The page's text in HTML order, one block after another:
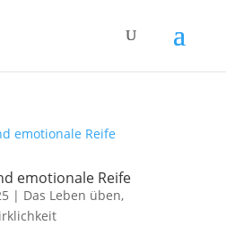
emotionale Reife
| Das Leben üben,